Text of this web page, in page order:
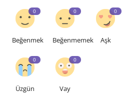
0
Beğenmek
0
Beğenmemek
0
Aşk
0
Üzgün
0
Vay